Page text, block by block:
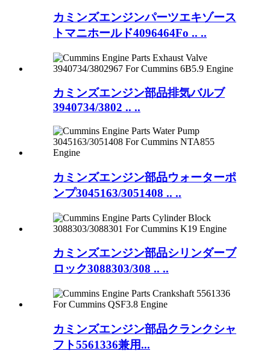
カミンズエンジンパーツエキゾース
トマニホールド4096464Fo .. ..
カミンズエンジン部品排気バルブ
3940734/3802 .. ..
カミンズエンジン部品ウォーターポ
ンプ3045163/3051408 .. ..
カミンズエンジン部品シリンダーブ
ロック3088303/308 .. ..
カミンズエンジン部品クランクシャ
フト5561336兼用...